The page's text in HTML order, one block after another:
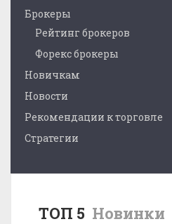
Брокеры
Рейтинг брокеров
Форекс брокеры
Новичкам
Новости
Рекомендации к торговле
Стратегии
ТОП 5 Новинки